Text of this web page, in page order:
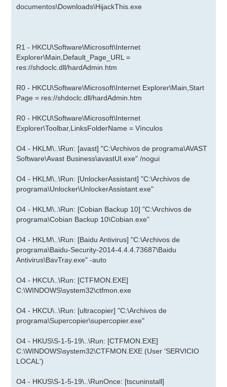
documentos\Downloads\HijackThis.exe
R1 - HKCU\Software\Microsoft\Internet
Explorer\Main,Default_Page_URL =
res://shdoclc.dll/hardAdmin.htm
R0 - HKCU\Software\Microsoft\Internet Explorer\Main,Start
Page = res://shdoclc.dll/hardAdmin.htm
R0 - HKCU\Software\Microsoft\Internet
Explorer\Toolbar,LinksFolderName = Vínculos
O4 - HKLM\..\Run: [avast] "C:\Archivos de programa\AVAST
Software\Avast Business\avastUI.exe" /nogui
O4 - HKLM\..\Run: [UnlockerAssistant] "C:\Archivos de
programa\Unlocker\UnlockerAssistant.exe"
O4 - HKLM\..\Run: [Cobian Backup 10] "C:\Archivos de
programa\Cobian Backup 10\Cobian.exe"
O4 - HKLM\..\Run: [Baidu Antivirus] "C:\Archivos de
programa\Baidu-Security-2014-4.4.4.73687\Baidu
Antivirus\BavTray.exe" -auto
O4 - HKCU\..\Run: [CTFMON.EXE]
C:\WINDOWS\system32\ctfmon.exe
O4 - HKCU\..\Run: [ultracopier] "C:\Archivos de
programa\Supercopier\supercopier.exe"
O4 - HKUS\S-1-5-19\..\Run: [CTFMON.EXE]
C:\WINDOWS\system32\CTFMON.EXE (User 'SERVICIO
LOCAL')
O4 - HKUS\S-1-5-19\..\RunOnce: [tscuninstall]